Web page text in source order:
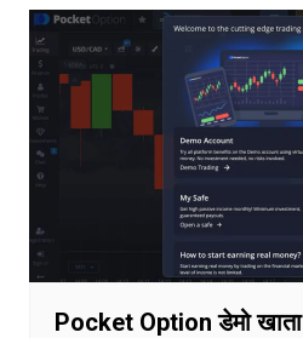
Pocket Option डेमो खाता